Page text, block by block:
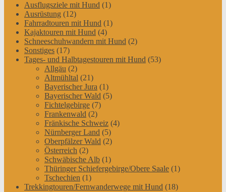
Ausflugsziele mit Hund (1)
Ausrüstung (12)
Fahrradtouren mit Hund (1)
Kajaktouren mit Hund (4)
Schneeschuhwandern mit Hund (2)
Sonstiges (17)
Tages- und Halbtagestouren mit Hund (53)
Allgäu (2)
Altmühltal (21)
Bayerischer Jura (1)
Bayerischer Wald (5)
Fichtelgebirge (7)
Frankenwald (2)
Fränkische Schweiz (4)
Nürnberger Land (5)
Oberpfälzer Wald (2)
Österreich (2)
Schwäbische Alb (1)
Thüringer Schiefergebirge/Obere Saale (1)
Tschechien (1)
Trekkingtouren/Fernwanderwege mit Hund (18)